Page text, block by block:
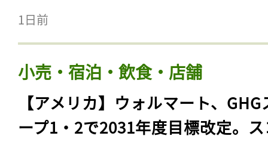
1日前
小売・宿泊・飲食・店舗
【アメリカ】ウォルマート、GHG
ープ1・2で2031年度目標改定。